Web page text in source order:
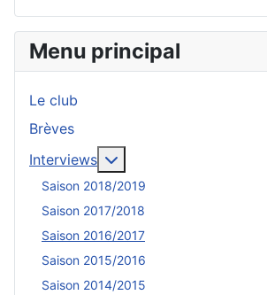
Menu principal
Le club
Brèves
Interviews
Saison 2018/2019
Saison 2017/2018
Saison 2016/2017
Saison 2015/2016
Saison 2014/2015